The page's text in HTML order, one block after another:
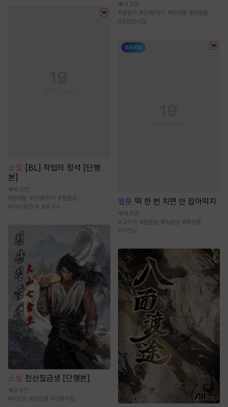
소설
[BL] 작업의 정석 [단행
본]
8.6천
#현대물 #오해/착각 #절륜공
#라이벌/앙숙 #호구수
소설 천산칠금생 [단행본]
2.6만
#비장함 #성장물 #전통무협
3.5만
#굴림수 #오해/착각 #현대물 #애절물
#3인칭시점
웹툰 떡 한 번 치면 안 잡아먹지
8.6만
#고수위 #절륜남 #능글남 #동양풍
#직진남